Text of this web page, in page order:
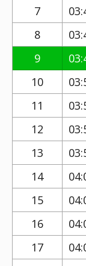
7
8
9
10
11
12
13
14
15
16
17